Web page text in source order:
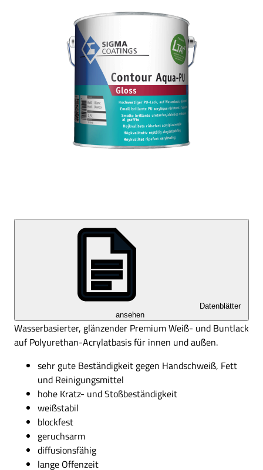
Datenblätter
ansehen
Wasserbasierter, glänzender Premium Weiß- und Buntlack
auf Polyurethan-Acrylatbasis für innen und außen.
sehr gute Beständigkeit gegen Handschweiß, Fett